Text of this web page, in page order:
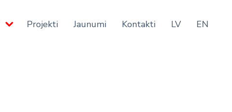
Projekti Jaunumi Kontakti LV EN